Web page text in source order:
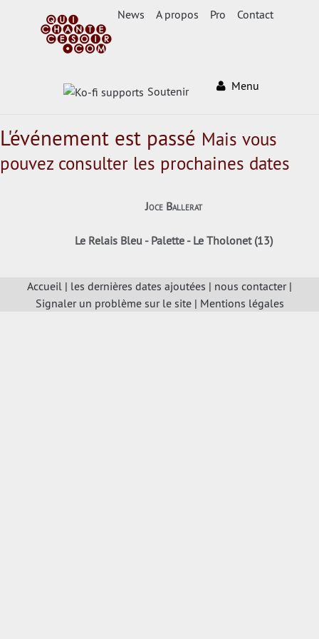
News A propos Pro Contact
Soutenir Menu
L'événement est passé Mais vous
pouvez consulter les prochaines dates
Joce Ballerat
Le Relais Bleu - Palette - Le Tholonet (13)
Accueil | les dernières dates ajoutées | nous contacter|
Signaler un problème sur le site| Mentions légales